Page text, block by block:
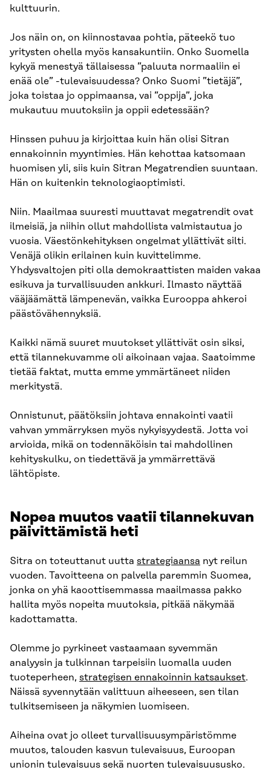
kulttuurin.
Jos näin on, on kiinnostavaa pohtia, päteekö tuo
yritysten ohella myös kansakuntiin. Onko Suomella
kykyä menestyä tällaisessa ”paluuta normaaliin ei
enää ole” -tulevaisuudessa? Onko Suomi ”tietäjä”,
joka toistaa jo oppimaansa, vai ”oppija”, joka
mukautuu muutoksiin ja oppii edetessään?
Hinssen puhuu ja kirjoittaa kuin hän olisi Sitran
ennakoinnin myyntimies. Hän kehottaa katsomaan
huomisen yli, siis kuin Sitran Megatrendien suuntaan.
Hän on kuitenkin teknologiaoptimisti.
Niin. Maailmaa suuresti muuttavat megatrendit ovat
ilmeisiä, ja niihin ollut mahdollista valmistautua jo
vuosia. Väestönkehityksen ongelmat yllättivät silti.
Venäjä olikin erilainen kuin kuvittelimme.
Yhdysvaltojen piti olla demokraattisten maiden vakaa
esikuva ja turvallisuuden ankkuri. Ilmasto näyttää
vääjäämättä lämpenevän, vaikka Eurooppa ahkeroi
päästövähennyksiä.
Kaikki nämä suuret muutokset yllättivät osin siksi,
että tilannekuvamme oli aikoinaan vajaa. Saatoimme
tietää faktat, mutta emme ymmärtäneet niiden
merkitystä.
Onnistunut, päätöksiin johtava ennakointi vaatii
vahvan ymmärryksen myös nykyisyydestä. Jotta voi
arvioida, mikä on todennäköisin tai mahdollinen
kehityskulku, on tiedettävä ja ymmärrettävä
lähtöpiste.
Nopea muutos vaatii tilannekuvan
päivittämistä heti
Sitra on toteuttanut uutta strategiaansa nyt reilun
vuoden. Tavoitteena on palvella paremmin Suomea,
jonka on yhä kaoottisemmassa maailmassa pakko
hallita myös nopeita muutoksia, pitkää näkymää
kadottamatta.
Olemme jo pyrkineet vastaamaan syvemmän
analyysin ja tulkinnan tarpeisiin luomalla uuden
tuoteperheen, strategisen ennakoinnin katsaukset.
Näissä syvennytään valittuun aiheeseen, sen tilan
tulkitsemiseen ja näkymien luomiseen.
Aiheina ovat jo olleet turvallisuusympäristömme
muutos, talouden kasvun tulevaisuus, Euroopan
unionin tulevaisuus sekä nuorten tulevaisuususko.